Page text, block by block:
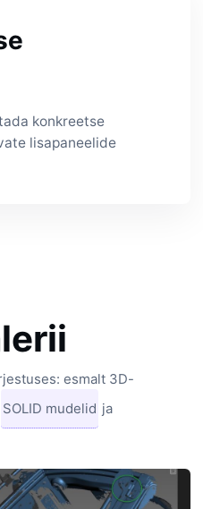
konkreetse
lisapaneelide
esmalt 3D-
SOLID mudelid ja